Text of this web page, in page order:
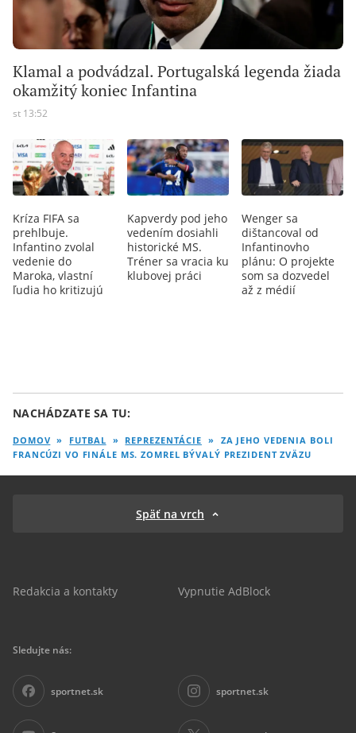
Klamal a podvádzal. Portugalská legenda žiada
okamžitý koniec Infantina
st 13:52
Kríza FIFA sa
prehlbuje.
Infantino zvolal
vedenie do
Maroka, vlastní
ľudia ho kritizujú
Kapverdy pod jeho
vedením dosiahli
historické MS.
Tréner sa vracia ku
klubovej práci
Wenger sa
dištancoval od
Infantinovho
plánu: O projekte
som sa dozvedel
až z médií
NACHÁDZATE SA TU:
DOMOV » FUTBAL » REPREZENTÁCIE » ZA JEHO VEDENIA BOLI
FRANCÚZI VO FINÁLE MS. ZOMREL BÝVALÝ PREZIDENT ZVÄZU
Späť na vrch
Redakcia a kontakty Vypnutie AdBlock
Sledujte nás:
sportnet.sk sportnet.sk